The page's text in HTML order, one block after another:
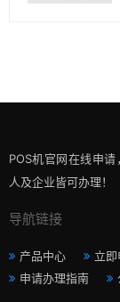
POS机官网在线申
人及企业皆可办理！
导航链接
产品中心 立
申请办理指南